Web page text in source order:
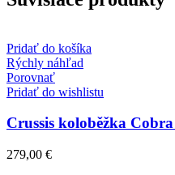
Pridať do košíka
Rýchly náhľad
Porovnať
Pridať do wishlistu
Crussis koloběžka
279,00 €